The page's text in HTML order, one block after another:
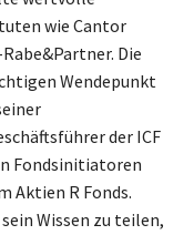
wie Cantor
Die
Wendepunkt
der ICF
Fondsinitiatoren
Aktien R Fonds.
Wissen zu teilen,